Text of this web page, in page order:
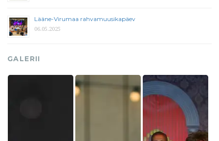
Lääne-Virumaa rahvamuusikapäev
06.05.2025
GALERII